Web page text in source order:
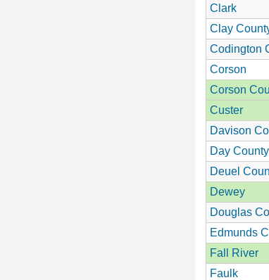
Clark
Clay
Codington
Corson
Corson
Custer
Davison
Day County
Deuel
Dewey
Douglas
Edmunds
Fall River
Faulk